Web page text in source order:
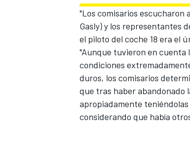
"Los comisarios escucharon
Gasly) y los representantes
el piloto del coche 18 era el
"Aunque tuvieron en cuenta
condiciones
duros, los comisarios
que tras haber abandonado
apropiadamente
considerando que había